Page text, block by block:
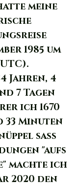
meine
1985 um
Jahren, 4
7 Tagen
ich 1670
33 Minuten
sass
"aufs
machte ich
2020 den